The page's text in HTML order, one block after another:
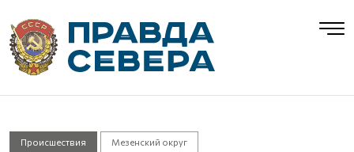
Происшествия Мезенский округ